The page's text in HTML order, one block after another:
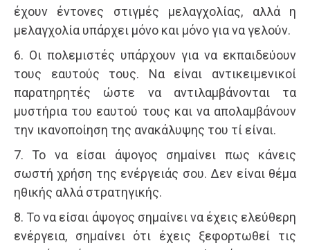
έχουν έντονες στιγμές μελαγχολίας, αλλά η
μελαγχολία υπάρχει μόνο και μόνο για να γελούν.
6. Οι πολεμιστές υπάρχουν για να εκπαιδεύουν
τους εαυτούς τους. Να είναι αντικειμενικοί
παρατηρητές ώστε να αντιλαμβάνονται τα
μυστήρια του εαυτού τους και να απολαμβάνουν
την ικανοποίηση της ανακάλυψης του τί είναι.
7. Το να είσαι άψογος σημαίνει πως κάνεις
σωστή χρήση της ενέργειάς σου. Δεν είναι θέμα
ηθικής αλλά στρατηγικής.
8. Το να είσαι άψογος σημαίνει να έχεις ελεύθερη
ενέργεια, σημαίνει ότι έχεις ξεφορτωθεί τις